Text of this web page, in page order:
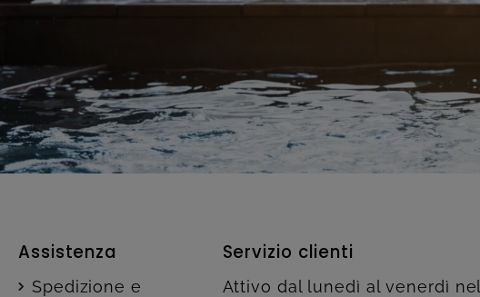
Assistenza
Spedizione e
Servizio clienti
Attivo dal lunedì al venerdì nel